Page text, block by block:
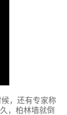
，还有专家称
，柏林墙就倒